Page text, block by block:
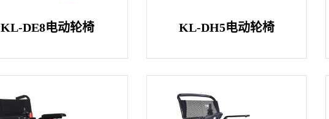
KL-DE8电动轮椅 KL-DH5电动轮椅